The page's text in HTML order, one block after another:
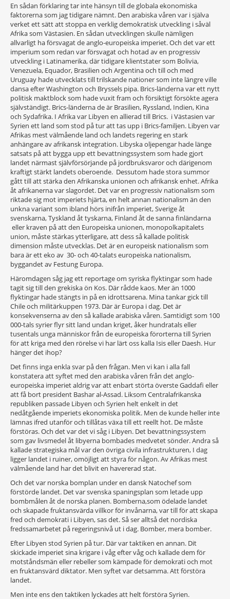
En sådan förklaring tar inte hänsyn till de globala ekonomiska
faktorerna som jag tidigare nämnt. Den arabiska våren var i själva
verket ett sätt att stoppa en verklig demokratisk utveckling i såväl
Afrika som Västasien. En sådan utvecklingen skulle nämligen
allvarligt ha försvagat de anglo-europeiska imperiet. Och det var ett
imperium som redan var försvagat och hotad av en progressiv
utveckling i Latinamerika, där tidigare klientstater som Bolivia,
Venezuela, Equador, Brasilien och Argentina och till och med
Uruguay hade utvecklats till trilskande nationer som inte längre ville
dansa efter Washington och Bryssels pipa. Brics-länderna var ett nytt
politisk maktblock som hade vuxit fram och försiktigt försökte agera
självständigt. Brics-länderna de är Brasilien, Ryssland, Indien, Kina
och Sydafrika. I Afrika var Libyen en allierad till Brics. i Västasien var
Syrien ett land som stod på tur att tas upp i Brics-familjen. Libyen var
Afrikas mest välmående land och landets regering en stark
anhängare av afrikansk integration. Libyska oljepengar hade länge
satsats på att bygga upp ett bevattningssystem som hade gjort
landet närmast självförsörjande på jordbruksvaror och därigenom
kraftigt stärkt landets oberoende. Dessutom hade stora summor
gått till att stärka den Afrikanska unionen och afrikansk enhet. Afrika
åt afrikanerna var slagordet. Det var en progressiv nationalism som
riktade sig mot imperiets hjärta, en helt annan nationalism än den
unkna variant som ibland hörs inifrån imperiet, Sverige åt
svenskarna, Tyskland åt tyskarna, Finland åt de sanna finländarna
eller kraven på att den Europeiska unionen, monopolkapitalets
union, måste stärkas ytterligare, att dess så kallade politisk
dimension måste utvecklas. Det är en europeisk nationalism som
bara är ett eko av 30- och 40-talats europeiska nationalism,
byggandet av Festung Europa.
Häromdagen såg jag ett reportage om syriska flyktingar som hade
tagit sig till den grekiska ön Kos. Där rådde kaos. Mer än 1000
flyktingar hade stängts in på en idrottsarena. Mina tankar gick till
Chile och militärkuppen 1973. Där är Europa i dag. Det är
konsekvenserna av den så kallade arabiska våren. Samtidigt som 100
000-tals syrier flyr sitt land undan kriget, åker hundratals eller
tusentals unga människor från de europeiska förorterna till Syrien
för att kriga med den rörelse vi har lärt oss kalla Isis eller Daesh. Hur
hänger det ihop?
Det finns inga enkla svar på den frågan. Men vi kan i alla fall
konstatera att syftet med den arabiska våren från det anglo-
europeiska imperiet aldrig var att enbart störta överste Gaddafi eller
att få bort president Bashar al-Assad. Liksom Centralafrikanska
republiken passade Libyen och Syrien helt enkelt in det
nedåtgående imperiets ekonomiska politik. Men de kunde heller inte
lämnas ifred utanför och tillåtas växa till ett reellt hot. De måste
förstöras. Och det var det vi såg i Libyen. Det bevattningssystem
som gav livsmedel åt libyerna bombades medvetet sönder. Andra så
kallade strategiska mål var den övriga civila infrastrukturen, I dag
ligger landet i ruiner, omöjligt att styra för någon. Av Afrikas mest
välmående land har det blivit en havererad stat.
Och det var norska bomplan under en dansk Natochef som
förstörde landet. Det var svenska spaningsplan som letade upp
bombmålen åt de norska planen. Bomberna,som ödelade landet
och skapade fruktansvärda villkor för invånarna, var till för att skapa
fred och demokrati i Libyen, sas det. Så ser alltså det nordiska
fredssamarbetet på regeringsnivå ut i dag. Bomber, mera bomber.
Efter Libyen stod Syrien på tur. Där var taktiken en annan. Dit
skickade imperiet sina krigare i våg efter våg och kallade dem för
motståndsmän eller rebeller som kämpade för demokrati och mot
en fruktansvärd diktator. Men syftet var detsamma. Att förstöra
landet.
Men inte ens den taktiken lyckades att helt förstöra Syrien.